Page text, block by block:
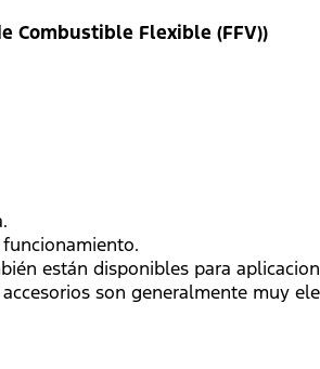
Combustible Flexible (FFV))
están disponibles para
son generalmente muy